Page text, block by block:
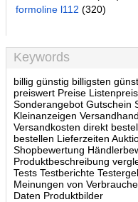
formoline l112 (320)
Keywords
billig günstig billigsten
preiswert Preise
Sonderangebot Gutschein
Kleinanzeigen
Versandkosten direkt
bestellen Lieferzeiten
Shopbewertung
Produktbeschreibung
Tests Testberichte
Meinungen von
Daten Produktbilder